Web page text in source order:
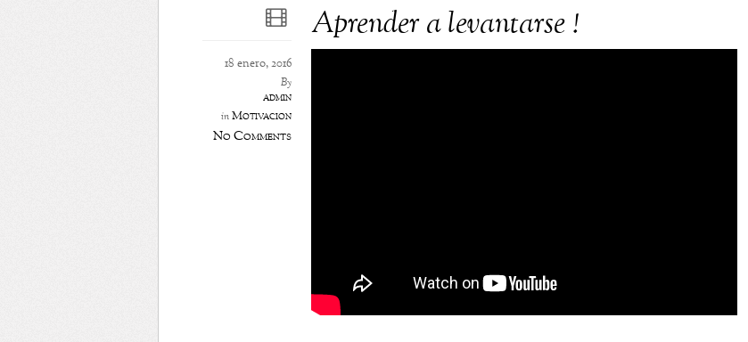
Aprender a levantarse !
18 enero, 2016
By
admin
inMotivación
No Comments